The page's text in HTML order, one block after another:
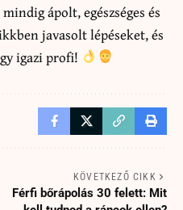
ápolt, egészséges és
javasolt lépéseket, és
igazi profi!
KÖVETKEZŐ CIKK
Férfi bőrápolás 30 felett: Mit